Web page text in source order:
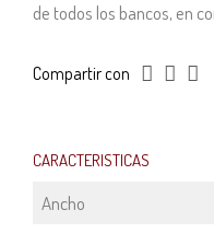
de todos los bancos, en
Compartir con
CARACTERISTICAS
Ancho